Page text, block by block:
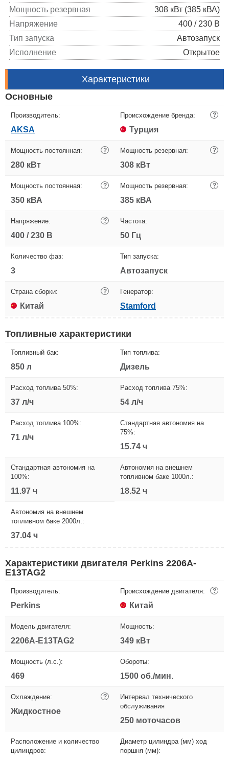
Мощность резервная
308 кВт (385 кВА)
Напряжение
400 / 230 В
Тип запуска
Автозапуск
Исполнение
Открытое
Характеристики
Основные
Производитель:
AKSA
Происхождение бренда: ?
Турция
Мощность постоянная: ?
280 кВт
Мощность резервная: ?
308 кВт
Мощность постоянная: ?
350 кВА
Мощность резервная: ?
385 кВА
Напряжение: ?
400 / 230 В
Частота:
50 Гц
Количество фаз:
3
Тип запуска:
Автозапуск
Страна сборки: ?
Китай
Генератор:
Stamford
Топливные характеристики
Топливный бак:
850 л
Тип топлива:
Дизель
Расход топлива 50%:
37 л/ч
Расход топлива 75%:
54 л/ч
Расход топлива 100%:
71 л/ч
Стандартная автономия на
75%:
15.74 ч
Стандартная автономия на
100%:
11.97 ч
Автономия на внешнем
топливном баке 1000л.:
18.52 ч
Автономия на внешнем
топливном баке 2000л.:
37.04 ч
Характеристики двигателя Perkins 2206A-
E13TAG2
Производитель:
Perkins
Происхождение двигателя: ?
Китай
Модель двигателя:
2206A-E13TAG2
Мощность:
349 кВт
Мощность (л.с.):
469
Обороты:
1500 об./мин.
Охлаждение: ?
Жидкостное
Интервал технического
обслуживания
250 моточасов
Расположение и количество
цилиндров:
Диаметр цилиндра (мм) ход
поршня (мм):